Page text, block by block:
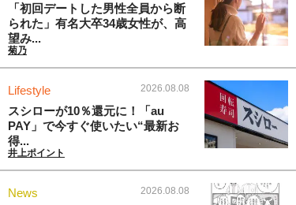
「初回デートした男性全員から断
られた」有名大卒34歳女性が、高
望み...
菊乃
Lifestyle 2026.08.08
スシローが10％還元に！「au
PAY」で今すぐ使いたい“最新お
得...
井上ポイント
News 2026.08.08